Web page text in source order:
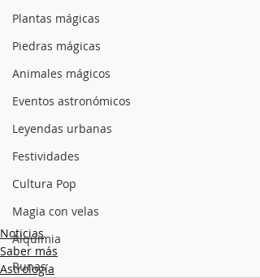
Plantas mágicas
Piedras mágicas
Animales mágicos
Eventos astronómicos
Leyendas urbanas
Festividades
Cultura Pop
Magia con velas
Alquimia
Runas
Noticias
Saber más
Astrología